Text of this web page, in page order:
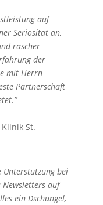
auf
Seriosität an,
rascher
der
mit Herrn
Partnerschaft
St.
Unterstützung bei
auf
ein Dschungel,